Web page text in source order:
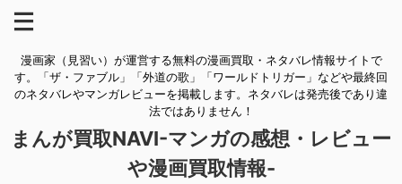
漫画家（見習い）が運営する無料の漫画買取・ネタバレ情報サイトで
す。「ザ・ファブル」「外道の歌」「ワールドトリガー」などや最終回
のネタバレやマンガレビューを掲載します。ネタバレは発売後であり違
法ではありません！
まんが買取NAVI-マンガの感想・レビュー
や漫画買取情報-